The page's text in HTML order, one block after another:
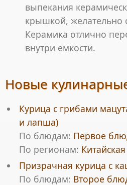
выпекания
крышкой, желательно
Керамика отлично
внутри емкости.
Новые
Курица с грибами
и лапша)
По блюдам: Первое
По регионам:
Призрачная курица с
По блюдам: Второе